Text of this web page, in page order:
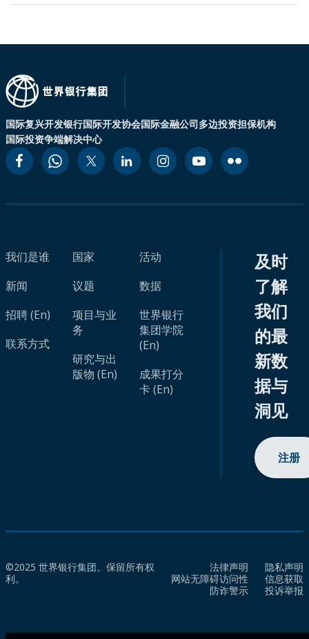
国际复兴开发银行国际开发协会国际金融公司多边投资担保机构
国际投资争端解决中心
我们是谁
新闻
招聘 (En)
联系方式
国家
议题
项目与业
务
研究与出
版物 (En)
活动
数据
世界银行
集团学院
(En)
成果打分
卡 (En)
及时
了解
我们
的最
新数
据与
洞见
注册
©2025 世界银行集团。保留所有权
利。
法律声明
隐私声明
网站无障碍访问性
信息获取
防诈警示
投诉举报